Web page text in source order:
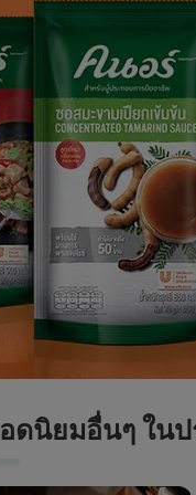
ดนิยมอื่นๆ ใน